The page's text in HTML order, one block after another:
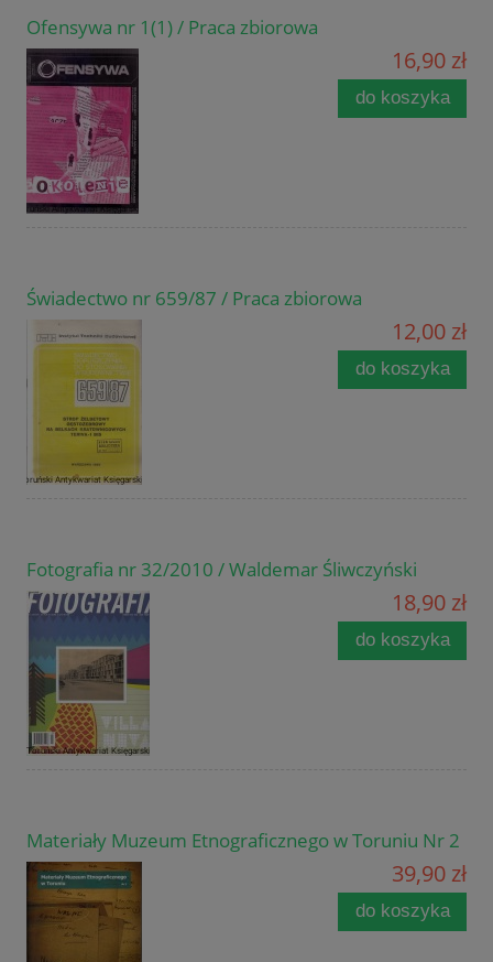
Ofensywa nr 1(1) / Praca zbiorowa
16,90 zł
do koszyka
Świadectwo nr 659/87 / Praca zbiorowa
12,00 zł
do koszyka
Fotografia nr 32/2010 / Waldemar Śliwczyński
18,90 zł
do koszyka
Materiały Muzeum Etnograficznego w Toruniu Nr 2
39,90 zł
do koszyka